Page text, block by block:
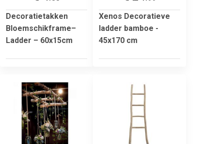
Decoratietakken
Bloemschikframe–
Ladder – 60x15cm
Xenos Decoratieve
ladder bamboe -
45x170 cm